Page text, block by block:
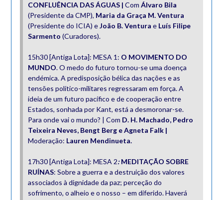
CONFLUÊNCIA DAS ÁGUAS | Com Álvaro Bila
(Presidente da CMP), Maria da Graça M. Ventura
(Presidente do ICIA) eJoão B. Ventura e Luís Filipe
Sarmento (Curadores).
15h30 [Antiga Lota]: MESA 1: O MOVIMENTO DO
MUNDO. O medo do futuro tornou-se uma doença
endémica. A predisposição bélica das nações e as
tensões político-militares regressaram em força. A
ideia de um futuro pacífico e de cooperação entre
Estados, sonhada por Kant, está a desmoronar-se.
Para onde vai o mundo? | Com D. H. Machado, Pedro
Teixeira Neves, Bengt Berg e Agneta Falk |
Moderação: Lauren Mendinueta.
17h30 [Antiga Lota]: MESA 2:MEDITAÇÃO SOBRE
RUÍNAS: Sobre a guerra e a destruição dos valores
associados à dignidade da paz; perceção do
sofrimento, o alheio e o nosso – em diferido. Haverá